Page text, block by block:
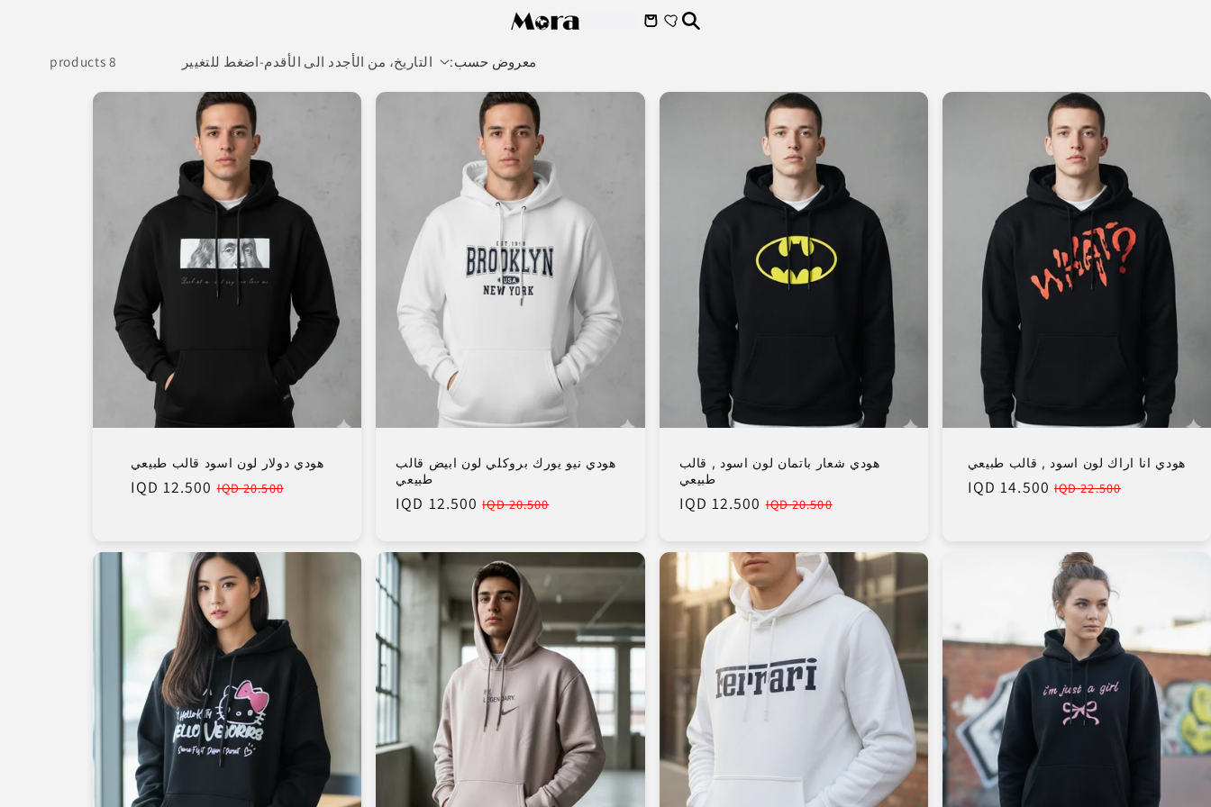
معروض حسب: 8 products
هودي انا اراك لون اسود , قالب طبيعي
Regular
22.500 IQD
Sale
14.500 IQD
هودي شعار باتمان لون اسود , قالب
طبيعي
Regular
20.500 IQD
Sale
12.500 IQD
هودي نيو يورك بروكلي لون ابيض قالب
طبيعي
Regular
20.500 IQD
Sale
12.500 IQD
هودي دولار لون اسود قالب طبيعي
Regular
20.500 IQD
Sale
12.500 IQD